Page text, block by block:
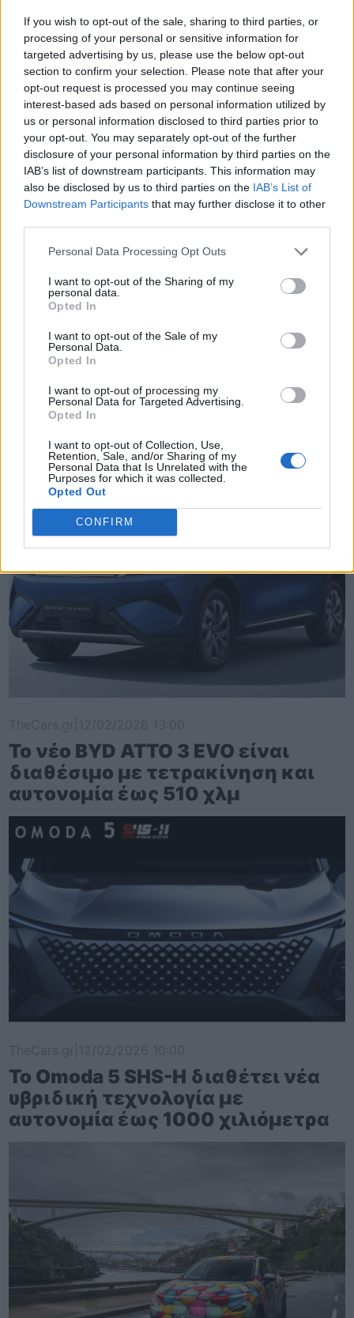
If you wish to opt-out of the sale, sharing to third parties, or
processing of your personal or sensitive information for
targeted advertising by us, please use the below opt-out
section to confirm your selection. Please note that after your
opt-out request is processed you may continue seeing
interest-based ads based on personal information utilized by
us or personal information disclosed to third parties prior to
your opt-out. You may separately opt-out of the further
disclosure of your personal information by third parties on the
IAB’s list of downstream participants. This information may
also be disclosed by us to third parties on the IAB’s List of
Downstream Participants that may further disclose it to other
Personal Data Processing Opt Outs
I want to opt-out of the Sharing of my
personal data.
Opted In
I want to opt-out of the Sale of my
Personal Data.
Opted In
I want to opt-out of processing my
Personal Data for Targeted Advertising.
Opted In
I want to opt-out of Collection, Use,
Retention, Sale, and/or Sharing of my
Personal Data that Is Unrelated with the
Purposes for which it was collected.
Opted Out
CONFIRM
TheCars.gr| 19/02/2026 18:00
Δοκιμάζουμε το οικογενειακό
ηλεκτρικό Omoda 5
Η Volkswagen παρουσιάζει το νέο
T-Roc
Το νέο BYD ATTO 3 EVO είναι
διαθέσιμο με τετρακίνηση και
αυτονομία έως 510 χλμ
Το Omoda 5 SHS-H διαθέτει νέα
υβριδική τεχνολογία με
αυτονομία έως 1000 χιλιόμετρα